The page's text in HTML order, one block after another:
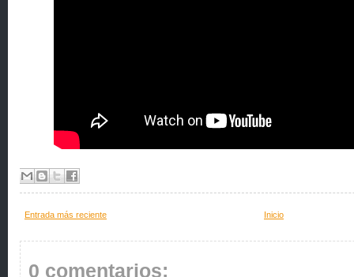
Entrada más reciente Inicio
0 comentarios: